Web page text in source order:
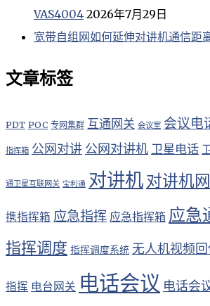
VAS4004 2026年7月29日
宽带自组网如何延伸对讲机通信距
文章标签
PDT POC 专网集群 互通网关 会议室 会议电
指挥箱 公网对讲 公网对讲机 卫星电话
通卫星互联网关 宝利通 对讲机对讲机
携指挥箱 应急指挥 应急指挥箱 应急
指挥调度 指挥调度系统 无人机视频
指挥 电台网关 电话会议 电话会